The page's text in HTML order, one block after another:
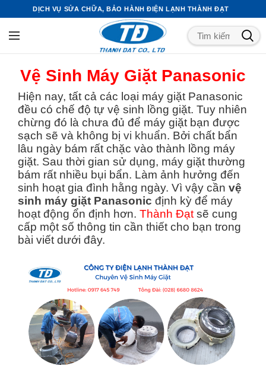
DỊCH VỤ SỬA CHỮA, BẢO HÀNH ĐIỆN LẠNH THÀNH ĐẠT
Vệ Sinh Máy Giặt Panasonic
Hiện nay, tất cả các loại máy giặt Panasonic
đều có chế độ tự vệ sinh lồng giặt. Tuy nhiên
chừng đó là chưa đủ để máy giặt bạn được
sạch sẽ và không bị vi khuẩn. Bởi chất bẩn
lâu ngày bám rất chặc vào thành lồng máy
giặt. Sau thời gian sử dụng, máy giặt thường
bám rất nhiều bụi bẩn. Làm ảnh hưởng đến
sinh hoạt gia đình hằng ngày. Vì vậy cần vệ
sinh máy giặt Panasonic định kỳ để máy
hoạt động ổn định hơn. Thành Đạt sẽ cung
cấp một số thông tin cần thiết cho bạn trong
bài viết dưới đây.